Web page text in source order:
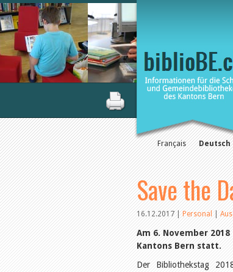
Français Deutsch
Save the
16.12.2017|Personal|
Am 6. November
Kantons Bern statt.
Der Bibliothekstag